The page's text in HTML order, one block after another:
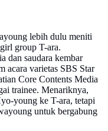
lebih dulu meniti
group T-ara.
dan saudara kembar
acara varietas SBS Star
Core Contents Media
trainee. Menariknya,
young ke T-ara, tetapi
untuk bergabung